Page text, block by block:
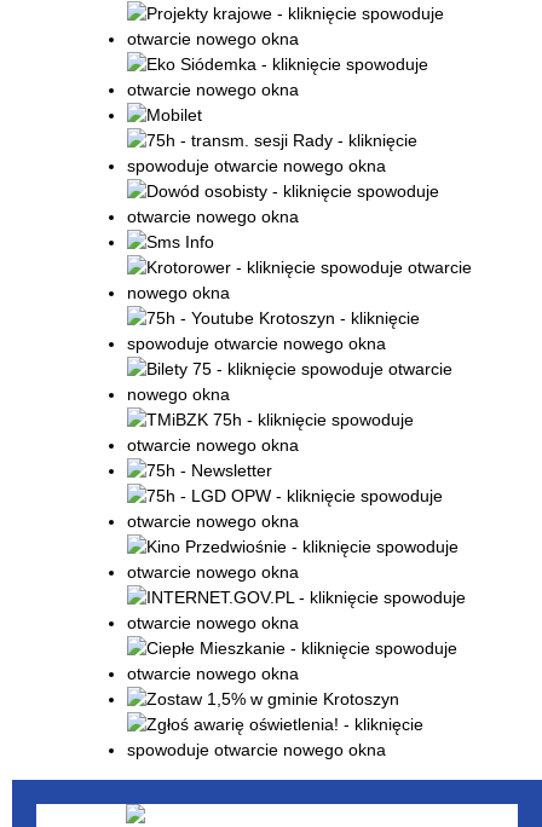
Promowane